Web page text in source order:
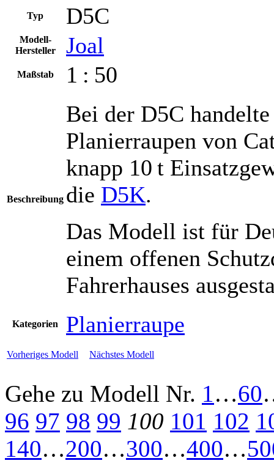
Typ D5C
Modell-
Hersteller
Joal
Maßstab 1 : 50
Beschreibung
Bei der D5C
Planierraupen von
knapp 10 t
die D5K.
Das Modell ist für
einem offenen
Fahrerhauses
Kategorien Planierraupe
Vorheriges Modell Nächstes Modell
Gehe zu Modell Nr. 1…60
96 97 98 99 100 101 102
140…200…300…400…